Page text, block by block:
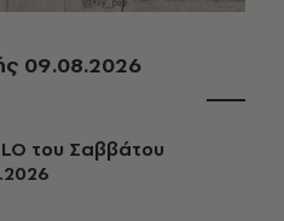
09.08.2026
του Σαββάτου